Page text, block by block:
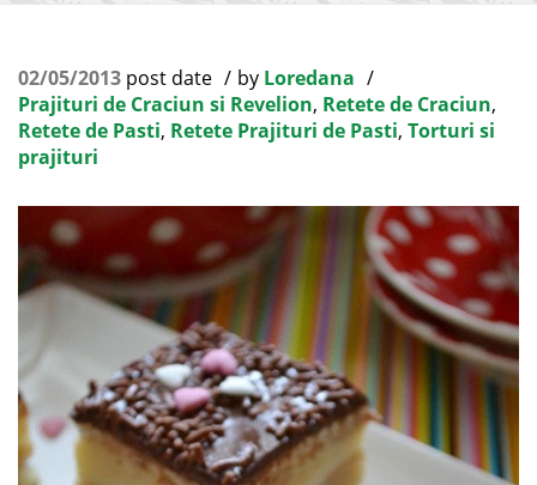
02/05/2013 post date by Loredana
Prajituri de Craciun si Revelion, Retete de Craciun,
Retete de Pasti, Retete Prajituri de Pasti, Torturi si
prajituri